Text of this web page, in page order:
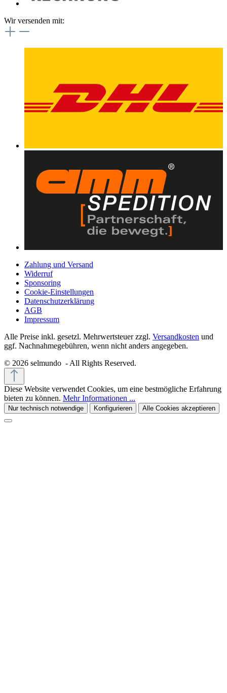
Wir versenden mit:
Zahlung und Versand
Widerruf
Sponsoring
Cookie-Einstellungen
Datenschutzerklärung
AGB
Impressum
Alle Preise inkl. gesetzl. Mehrwertsteuer zzgl. Versandkosten und
ggf. Nachnahmegebühren, wenn nicht anders angegeben.
© 2026 selmundo - All Rights Reserved.
Diese Website verwendet Cookies, um eine bestmögliche Erfahrung
bieten zu können. Mehr Informationen ...
Nur technisch notwendige Konfigurieren Alle Cookies akzeptieren